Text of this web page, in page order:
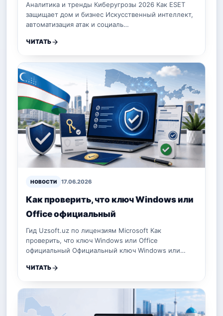
Аналитика и тренды Киберугрозы 2026 Как ESET
защищает дом и бизнес Искусственный интеллект,
автоматизация атак и социаль…
ЧИТАТЬ
НОВОСТИ 17.06.2026
Как проверить, что ключ Windows или
Office официальный
Гид Uzsoft.uz по лицензиям Microsoft Как
проверить, что ключ Windows или Office
официальный Официальный ключ Windows или…
ЧИТАТЬ